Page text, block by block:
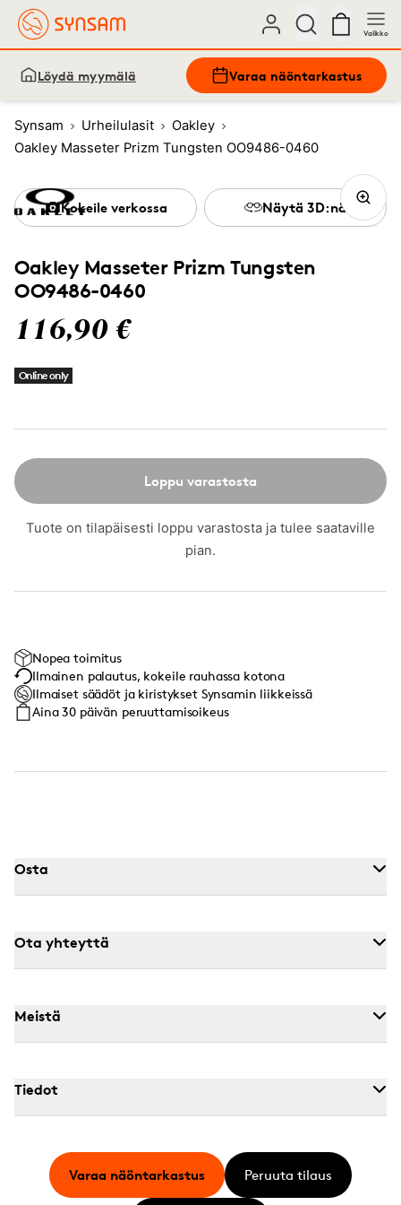
Valikko
Löydä myymälä Varaa näöntarkastus
Synsam Urheilulasit
Oakley
Oakley Masseter Prizm Tungsten OO9486-0460
Oakley Masseter Prizm Tungsten
OO9486-0460
116,90 €
Online only
Loppu varastosta
Tuote on tilapäisesti loppu varastosta ja tulee saataville
pian.
Kokeile verkossa Näytä 3D:nä
Nopea toimitus
Ilmainen palautus, kokeile rauhassa kotona
Ilmaiset säädöt ja kiristykset Synsamin liikkeissä
Aina 30 päivän peruuttamisoikeus
Osta
Ota yhteyttä
Meistä
Tiedot
Varaa näöntarkastus Peruuta tilaus